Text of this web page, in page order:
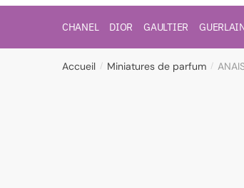
CHANEL DIOR GAULTIER
Accueil / Miniatures de parfum /